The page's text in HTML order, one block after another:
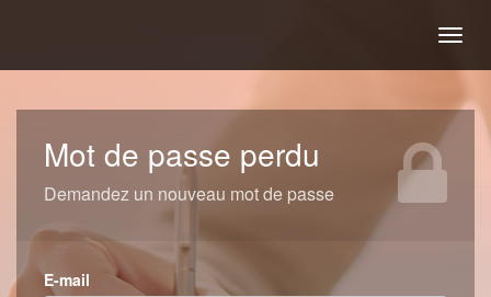
Mot de passe perdu
Demandez un nouveau mot de passe
E-mail